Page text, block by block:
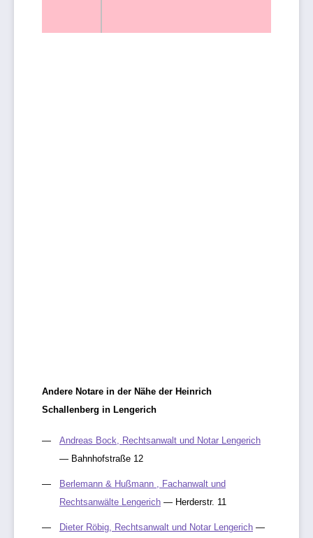
Andere Notare in der Nähe der Heinrich
Schallenberg in Lengerich
Andreas Bock, Rechtsanwalt und Notar Lengerich
— Bahnhofstraße 12
Berlemann & Hußmann , Fachanwalt und
Rechtsanwälte Lengerich — Herderstr. 11
Dieter Röbig, Rechtsanwalt und Notar Lengerich —